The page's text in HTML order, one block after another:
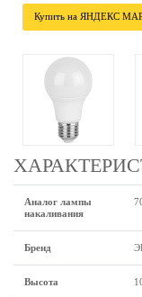
Купить на ЯНДЕКС
Аналог лампы
накаливания
Бренд
Высота